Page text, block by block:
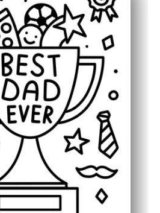
ち着いてアクティビティを楽しみ
ンクの少ないラインアートは、色